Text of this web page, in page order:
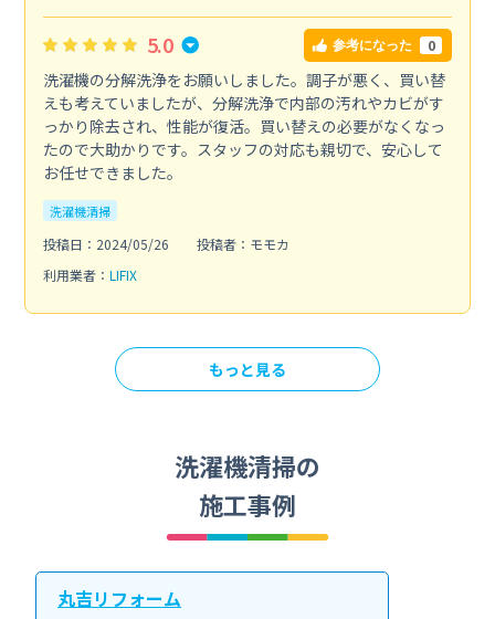
5.0 参考になった 0
洗濯機の分解洗浄をお願いしました。調子が悪く、買い替
えも考えていましたが、分解洗浄で内部の汚れやカビがす
っかり除去され、性能が復活。買い替えの必要がなくなっ
たので大助かりです。スタッフの対応も親切で、安心して
お任せできました。
洗濯機清掃
投稿日：2024/05/26
投稿者：モモカ
利用業者： LIFIX
もっと見る
洗濯機清掃の
施工事例
丸吉リフォーム